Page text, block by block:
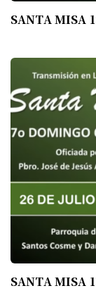
SANTA MISA
SANTA MISA